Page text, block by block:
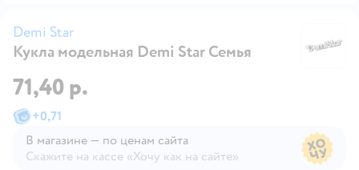
Demi Star
Кукла модельная Demi Star Семья
71,40 р.
+0,71
В магазине — по ценам сайта
Скажите на кассе «Хочу как на сайте»